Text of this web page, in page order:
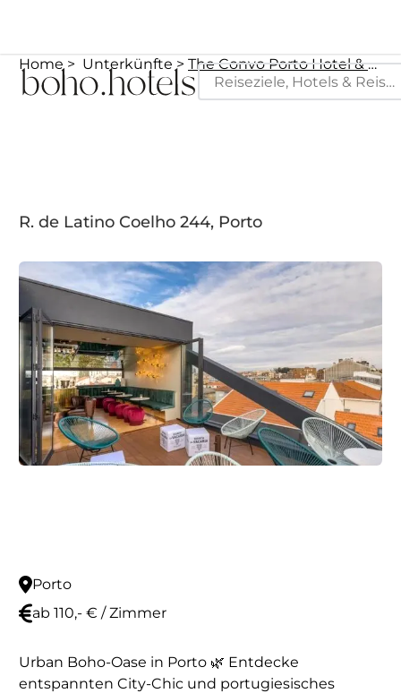
Home Unterkünfte The Convo Porto Hotel & Apartment
R. de Latino Coelho 244, Porto
Porto
ab 110,- € / Zimmer
Urban Boho-Oase in Porto 🌿 Entdecke
entspannten City-Chic und portugiesisches